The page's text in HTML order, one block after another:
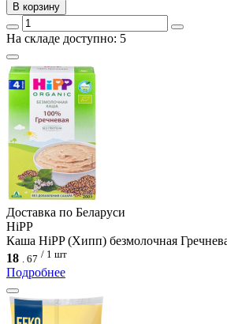
В корзину
На складе доступно: 5
Доcтавка по Беларуси
HiPP
Каша HiPP (Хипп) безмолочная
18 . 67 / 1 шт
Подробнее